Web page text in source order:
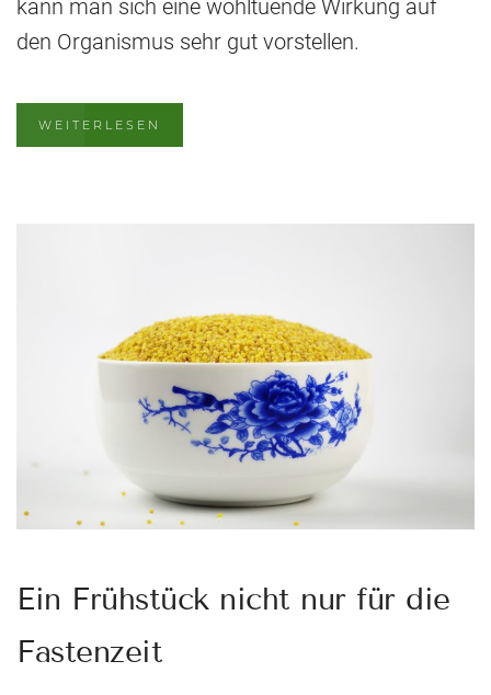
kann man sich eine wohltuende Wirkung auf
den Organismus sehr gut vorstellen.
WEITERLESEN
Ein Frühstück nicht nur für die
Fastenzeit